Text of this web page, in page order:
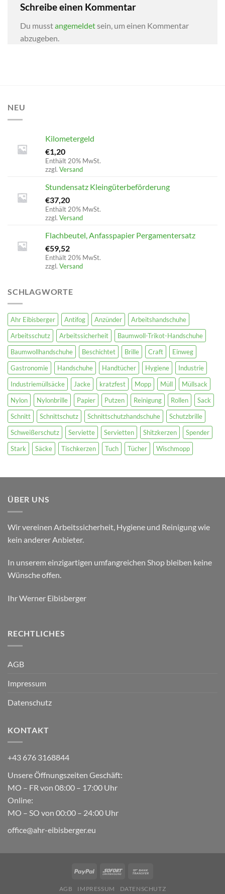
Schreibe einen Kommentar
Du musstangemeldetsein, um einen Kommentar
abzugeben.
NEU
Kilometergeld
€1,20
Enthält 20% MwSt.
zzgl. Versand
Stundensatz Kleingüterbeförderung
€37,20
Enthält 20% MwSt.
zzgl. Versand
Flachbeutel, Anfasspapier Pergamentersatz
€59,52
Enthält 20% MwSt.
zzgl. Versand
SCHLAGWORTE
Ahr Eibisberger Antifog Anzünder
Arbeitshandschuhe
Arbeitsschutz
Arbeitssicherheit
Baumwoll-Trikot-Handschuhe
Baumwollhandschuhe
Beschichtet Brille Craft
Einweg
Gastronomie
Handschuhe Handtücher Hygiene
Industrie
Industriemüllsäcke
Jacke kratzfest Mopp Müll
Müllsack
Nylon
Nylonbrille Papier Putzen Reinigung Rollen
Sack
Schnitt
Schnittschutz Schnittschutzhandschuhe
Schutzbrille
Schweißerschutz
Serviette Servietten Shitzkerzen
Spender
Stark
Säcke Tischkerzen Tuch Tücher Wischmopp
ÜBER UNS
Wir vereinen Arbeitssicherheit, Hygiene und Reinigung wie
kein anderer Anbieter.
In unserem einzigartigen umfangreichen Shop bleiben keine
Wünsche offen.
Ihr Werner Eibisberger
RECHTLICHES
AGB
Impressum
Datenschutz
KONTAKT
+43 676 3168844
Unsere Öffnungszeiten Geschäft:
MO – FR von 08:00 – 17:00 Uhr
Online:
MO – SO von 00:00 – 24:00 Uhr
office@ahr-eibisberger.eu
AGB IMPRESSUM DATENSCHUTZ